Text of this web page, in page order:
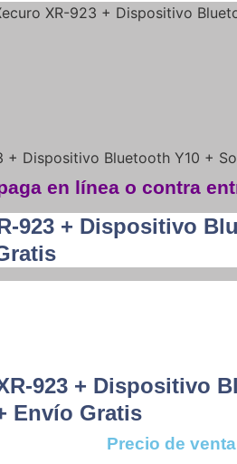
XR-923 + Dispositivo
Dispositivo Bluetooth Y10 +
en línea o contra
923 + Dispositivo
923 + Dispositivo
Envío Gratis
Precio de